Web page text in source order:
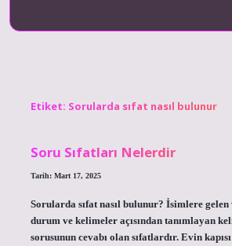
Etiket: Sorularda sıfat nasıl bulunur
Soru Sıfatları Nelerdir
Tarih: Mart 17, 2025
Sorularda sıfat nasıl bulunur? İsimlere
durum ve kelimeler açısından tanımlayan
sorusunun cevabı olan sıfatlardır. Evin